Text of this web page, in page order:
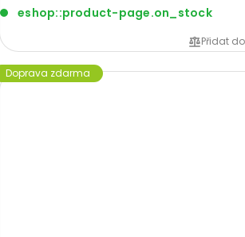
eshop::product-page.on_stock
Přidat
Doprava zdarma